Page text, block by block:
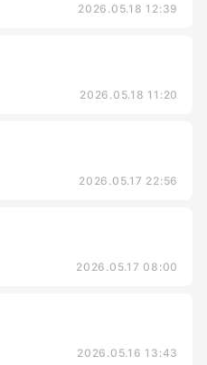
2026.05.18 12:39
2026.05.18 11:20
2026.05.17 22:56
2026.05.17 08:00
2026.05.16 13:43